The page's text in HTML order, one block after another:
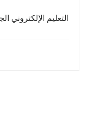
التعليم الإلكتروني